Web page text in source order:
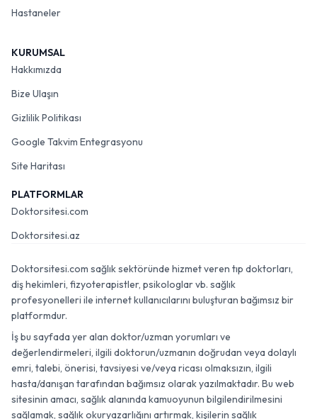
Hastaneler
KURUMSAL
Hakkımızda
Bize Ulaşın
Gizlilik Politikası
Google Takvim Entegrasyonu
Site Haritası
PLATFORMLAR
Doktorsitesi.com
Doktorsitesi.az
Doktorsitesi.com sağlık sektöründe hizmet veren tıp doktorları,
diş hekimleri, fizyoterapistler, psikologlar vb. sağlık
profesyonelleri ile internet kullanıcılarını buluşturan bağımsız bir
platformdur.
İş bu sayfada yer alan doktor/uzman yorumları ve
değerlendirmeleri, ilgili doktorun/uzmanın doğrudan veya dolaylı
emri, talebi, önerisi, tavsiyesi ve/veya ricası olmaksızın, ilgili
hasta/danışan tarafından bağımsız olarak yazılmaktadır. Bu web
sitesinin amacı, sağlık alanında kamuoyunun bilgilendirilmesini
sağlamak, sağlık okuryazarlığını artırmak, kişilerin sağlık